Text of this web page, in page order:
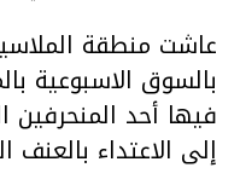
عاشت منطقة
بالسوق الاسبوعية
فيها أحد المنحرفين
إلى الاعتداء